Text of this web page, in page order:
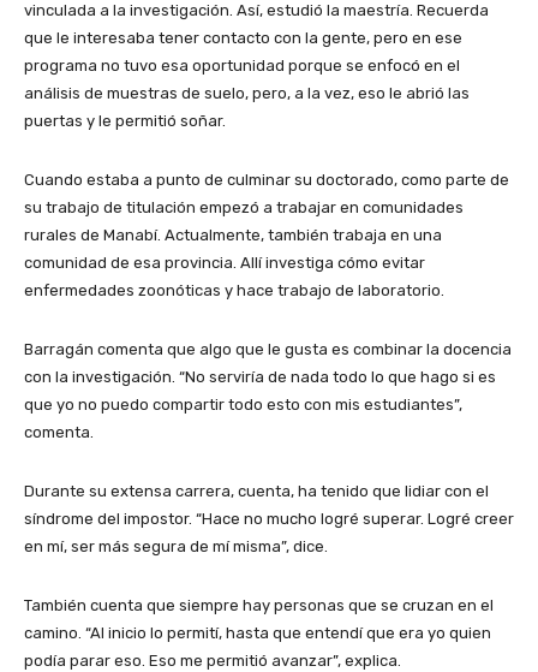
vinculada a la investigación. Así, estudió la maestría. Recuerda
que le interesaba tener contacto con la gente, pero en ese
programa no tuvo esa oportunidad porque se enfocó en el
análisis de muestras de suelo, pero, a la vez, eso le abrió las
puertas y le permitió soñar.
Cuando estaba a punto de culminar su doctorado, como parte de
su trabajo de titulación empezó a trabajar en comunidades
rurales de Manabí. Actualmente, también trabaja en una
comunidad de esa provincia. Allí investiga cómo evitar
enfermedades zoonóticas y hace trabajo de laboratorio.
Barragán comenta que algo que le gusta es combinar la docencia
con la investigación. “No serviría de nada todo lo que hago si es
que yo no puedo compartir todo esto con mis estudiantes”,
comenta.
Durante su extensa carrera, cuenta, ha tenido que lidiar con el
síndrome del impostor. “Hace no mucho logré superar. Logré creer
en mí, ser más segura de mí misma”, dice.
También cuenta que siempre hay personas que se cruzan en el
camino. “Al inicio lo permití, hasta que entendí que era yo quien
podía parar eso. Eso me permitió avanzar”, explica.